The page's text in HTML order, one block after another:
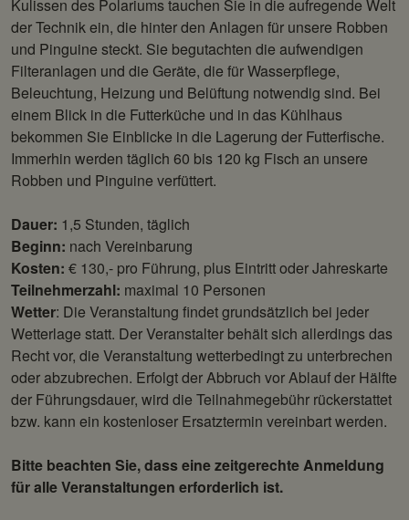
Kulissen des Polariums tauchen Sie in die aufregende Welt
der Technik ein, die hinter den Anlagen für unsere Robben
und Pinguine steckt. Sie begutachten die aufwendigen
Filteranlagen und die Geräte, die für Wasserpflege,
Beleuchtung, Heizung und Belüftung notwendig sind. Bei
einem Blick in die Futterküche und in das Kühlhaus
bekommen Sie Einblicke in die Lagerung der Futterfische.
Immerhin werden täglich 60 bis 120 kg Fisch an unsere
Robben und Pinguine verfüttert.
Dauer: 1,5 Stunden, täglich
Beginn: nach Vereinbarung
Kosten: € 130,- pro Führung, plus Eintritt oder Jahreskarte
Teilnehmerzahl: maximal 10 Personen
Wetter: Die Veranstaltung findet grundsätzlich bei jeder
Wetterlage statt. Der Veranstalter behält sich allerdings das
Recht vor, die Veranstaltung wetterbedingt zu unterbrechen
oder abzubrechen. Erfolgt der Abbruch vor Ablauf der Hälfte
der Führungsdauer, wird die Teilnahmegebühr rückerstattet
bzw. kann ein kostenloser Ersatztermin vereinbart werden.
Bitte beachten Sie, dass eine zeitgerechte Anmeldung
für alle Veranstaltungen erforderlich ist.